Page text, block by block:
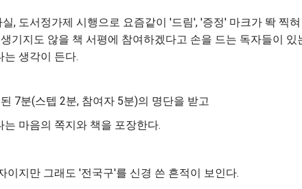
, 도서정가제 시행으로 요즘같이 '드림', '증정' 마크가 똭 찍혀
기지도 않을 책 서평에 참여하겠다고 손을 드는 독자들이 있
생각이 든다.
7분(스텝 2분, 참여자 5분)의 명단을 받고
마음의 쪽지와 책을 포장한다.
지만 그래도 '전국구'를 신경 쓴 흔적이 보인다.